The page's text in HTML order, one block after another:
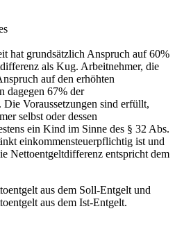
hat grundsätzlich Anspruch auf 60%
als Kug. Arbeitnehmer, die
auf den erhöhten
dagegen 67% der
Voraussetzungen sind erfüllt,
selbst oder dessen
ein Kind im Sinne des § 32 Abs.
einkommensteuerpflichtig ist und
Nettoentgeltdifferenz entspricht dem
aus dem Soll-Entgelt und
aus dem Ist-Entgelt.